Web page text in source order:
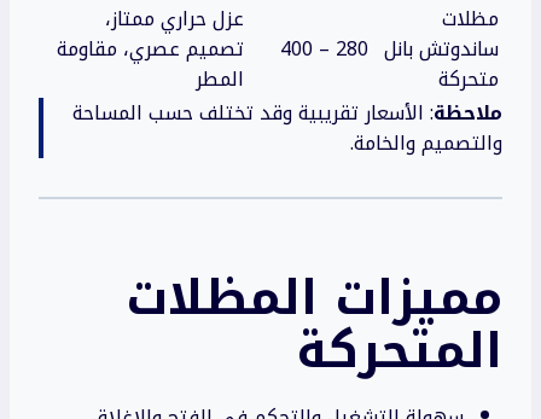
مظلات
ساندوتش بانل
متحركة
280 – 400
عزل حراري ممتاز،
تصميم عصري، مقاومة
المطر
ملاحظة: الأسعار تقريبية وقد تختلف حسب المساحة
والتصميم والخامة.
مميزات المظلات
المتحركة